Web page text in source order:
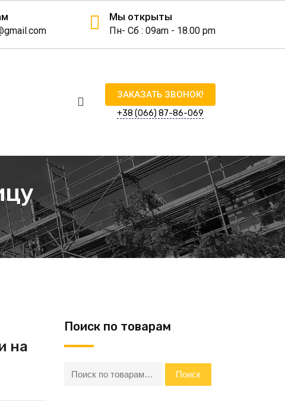
Мы открыты
Пн- Сб : 09am - 18.00 pm
ЗАКАЗАТЬ ЗВОНОК!
+38 (066) 87-86-069
на
Поиск по товарам
Искать: Поиск